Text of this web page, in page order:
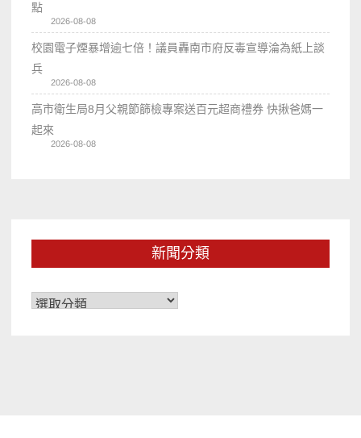
點
2026-08-08
校園電子煙暴增逾七倍！議員轟南市府反毒宣導淪為紙上談
兵
2026-08-08
高市衛生局8月父親節篩檢專案送百元超商禮券 快揪爸媽一
起來
2026-08-08
新聞分類
新